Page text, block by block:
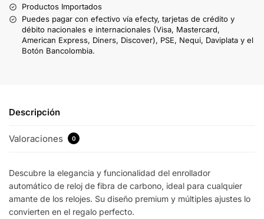
Productos Importados
Puedes pagar con efectivo vía efecty, tarjetas de crédito y
débito nacionales e internacionales (Visa, Mastercard,
American Express, Diners, Discover), PSE, Nequi, Daviplata y el
Botón Bancolombia.
Descripción
Valoraciones 0
Descubre la elegancia y funcionalidad del enrollador
automático de reloj de fibra de carbono, ideal para cualquier
amante de los relojes. Su diseño premium y múltiples ajustes lo
convierten en el regalo perfecto.